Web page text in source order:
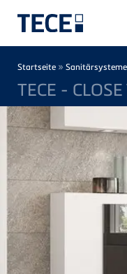
Breadcrumb
Startseite » Sanitärsysteme
TECE -